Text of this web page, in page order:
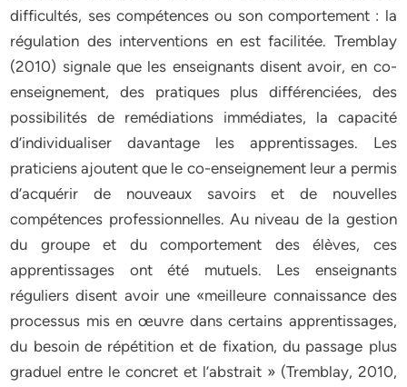
difficultés, ses compétences ou son comportement : la
régulation des interventions en est facilitée. Tremblay
(2010) signale que les enseignants disent avoir, en co-
enseignement, des pratiques plus différenciées, des
possibilités de remédiations immédiates, la capacité
d’individualiser davantage les apprentissages. Les
praticiens ajoutent que le co-enseignement leur a permis
d’acquérir de nouveaux savoirs et de nouvelles
compétences professionnelles. Au niveau de la gestion
du groupe et du comportement des élèves, ces
apprentissages ont été mutuels. Les enseignants
réguliers disent avoir une «meilleure connaissance des
processus mis en œuvre dans certains apprentissages,
du besoin de répétition et de fixation, du passage plus
graduel entre le concret et l’abstrait » (Tremblay, 2010,